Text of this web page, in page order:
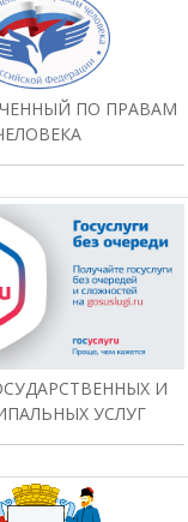
ПО ПРАВАМ
И
УСЛУГ